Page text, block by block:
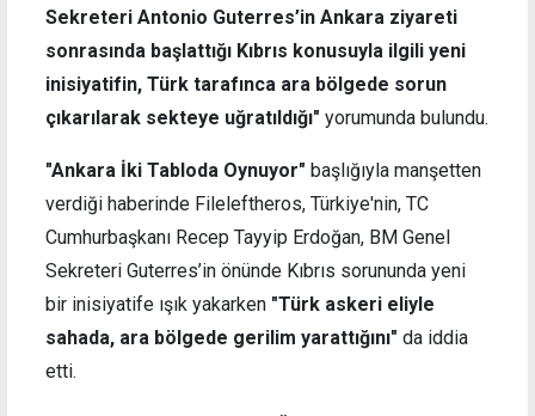
Sekreteri Antonio Guterres’in Ankara ziyareti
sonrasında başlattığı Kıbrıs konusuyla ilgili yeni
inisiyatifin, Türk tarafınca ara bölgede sorun
çıkarılarak sekteye uğratıldığı" yorumunda bulundu.
"Ankara İki Tabloda Oynuyor" başlığıyla manşetten
verdiği haberinde Fileleftheros, Türkiye'nin, TC
Cumhurbaşkanı Recep Tayyip Erdoğan, BM Genel
Sekreteri Guterres’in önünde Kıbrıs sorununda yeni
bir inisiyatife ışık yakarken "Türk askeri eliyle
sahada, ara bölgede gerilim yarattığını" da iddia
etti.